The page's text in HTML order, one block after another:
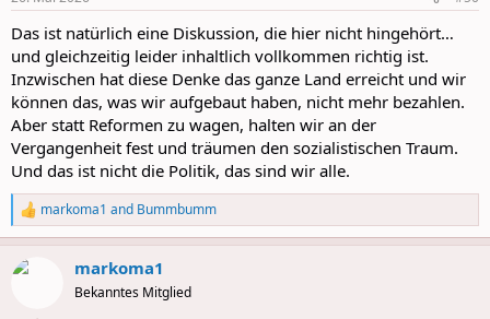
s
Das ist natürlich eine Diskussion, die hier nicht hingehört…
und gleichzeitig leider inhaltlich vollkommen richtig ist.
Inzwischen hat diese Denke das ganze Land erreicht und wir
können das, was wir aufgebaut haben, nicht mehr bezahlen.
Aber statt Reformen zu wagen, halten wir an der
Vergangenheit fest und träumen den sozialistischen Traum.
Und das ist nicht die Politik, das sind wir alle.
R
e
a
c
markoma1 and Bummbumm
markoma1
Bekanntes Mitglied